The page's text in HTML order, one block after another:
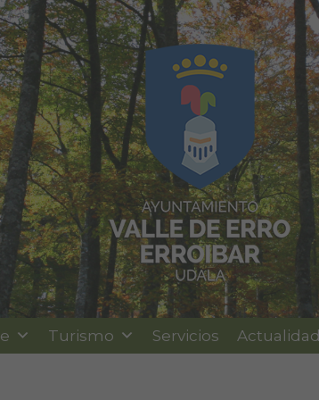
Turismo Servicios Actualidad